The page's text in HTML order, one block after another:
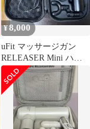
¥8,000
uFit マッサージガン
RELEASER Mini ハン
ディガン